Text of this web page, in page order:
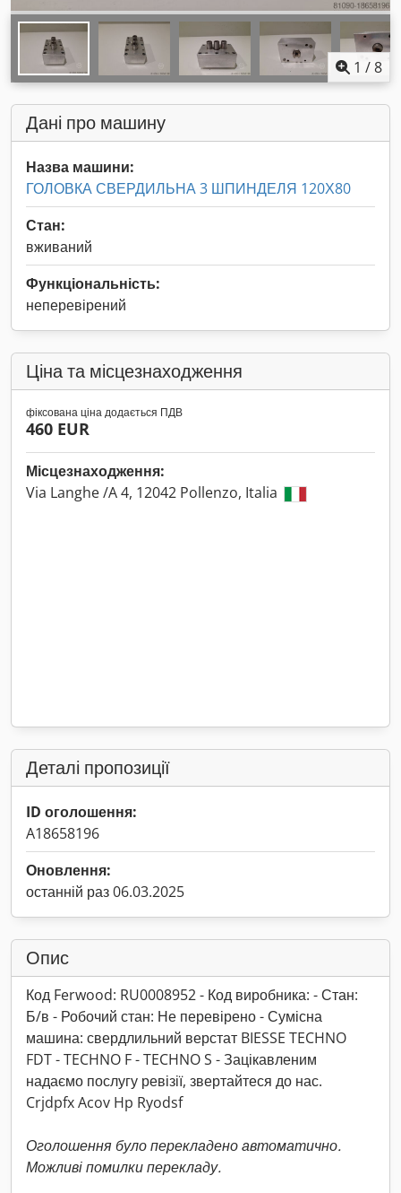
1 /8
Дані про машину
Назва машини:
ГОЛОВКА СВЕРДИЛЬНА 3 ШПИНДЕЛЯ 120Х80
Стан:
вживаний
Функціональність:
неперевірений
Ціна та місцезнаходження
фіксована ціна додається ПДВ
460 EUR
Місцезнаходження:
Via Langhe /A 4, 12042 Pollenzo, Italia
Деталі пропозиції
ID оголошення:
A18658196
Оновлення:
останній раз 06.03.2025
Опис
Код Ferwood: RU0008952 - Код виробника: - Стан:
Б/в - Робочий стан: Не перевірено - Сумісна
машина: свердлильний верстат BIESSE TECHNO
FDT - TECHNO F - TECHNO S - Зацікавленим
надаємо послугу ревізії, звертайтеся до нас.
Crjdpfx Acov Hp Ryodsf
Оголошення було перекладено автоматично.
Можливі помилки перекладу.